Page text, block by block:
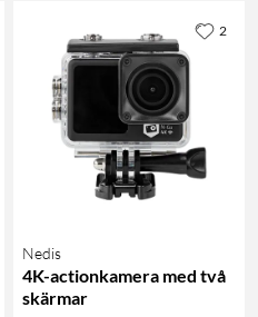
Nedis
4K-actionkamera med två
skärmar
2